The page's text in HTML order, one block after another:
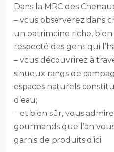
Dans la MRC des
– vous observerez dans
un patrimoine riche, bien
respecté des gens qui
– vous découvrirez à
sinueux rangs de
espaces naturels
d’eau;
– et bien sûr, vous
gourmands que l’on
garnis de produits d’ici.